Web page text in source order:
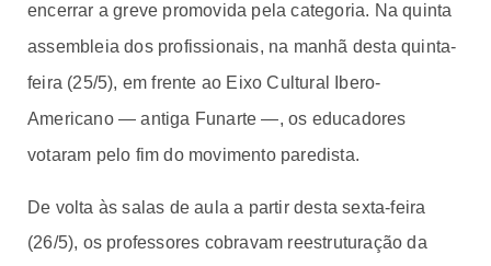
encerrar a greve promovida pela categoria. Na quinta
assembleia dos profissionais, na manhã desta quinta-
feira (25/5), em frente ao Eixo Cultural Ibero-
Americano — antiga Funarte —, os educadores
votaram pelo fim do movimento paredista.
De volta às salas de aula a partir desta sexta-feira
(26/5), os professores cobravam reestruturação da